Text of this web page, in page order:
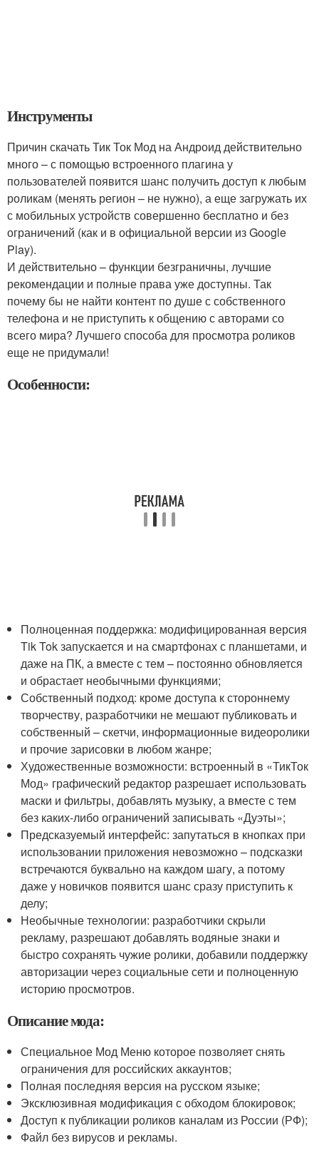
Инструменты
Причин скачать Тик Ток Мод на Андроид действительно
много – с помощью встроенного плагина у
пользователей появится шанс получить доступ к любым
роликам (менять регион – не нужно), а еще загружать их
с мобильных устройств совершенно бесплатно и без
ограничений (как и в официальной версии из Google
Play).
И действительно – функции безграничны, лучшие
рекомендации и полные права уже доступны. Так
почему бы не найти контент по душе с собственного
телефона и не приступить к общению с авторами со
всего мира? Лучшего способа для просмотра роликов
еще не придумали!
Особенности:
Полноценная поддержка: модифицированная версия
Tik Tok запускается и на смартфонах с планшетами, и
даже на ПК, а вместе с тем – постоянно обновляется
и обрастает необычными функциями;
Собственный подход: кроме доступа к стороннему
творчеству, разработчики не мешают публиковать и
собственный – скетчи, информационные видеоролики
и прочие зарисовки в любом жанре;
Художественные возможности: встроенный в «ТикТок
Мод» графический редактор разрешает использовать
маски и фильтры, добавлять музыку, а вместе с тем
без каких-либо ограничений записывать «Дуэты»;
Предсказуемый интерфейс: запутаться в кнопках при
использовании приложения невозможно – подсказки
встречаются буквально на каждом шагу, а потому
даже у новичков появится шанс сразу приступить к
делу;
Необычные технологии: разработчики скрыли
рекламу, разрешают добавлять водяные знаки и
быстро сохранять чужие ролики, добавили поддержку
авторизации через социальные сети и полноценную
историю просмотров.
Описание мода:
Специальное Мод Меню которое позволяет снять
ограничения для российских аккаунтов;
Полная последняя версия на русском языке;
Эксклюзивная модификация с обходом блокировок;
Доступ к публикации роликов каналам из России (РФ);
Файл без вирусов и рекламы.